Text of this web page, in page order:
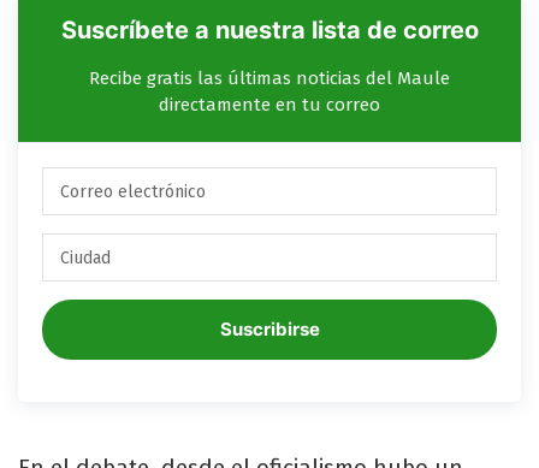
Suscríbete a nuestra lista de correo
Recibe gratis las últimas noticias del Maule
directamente en tu correo
Suscribirse